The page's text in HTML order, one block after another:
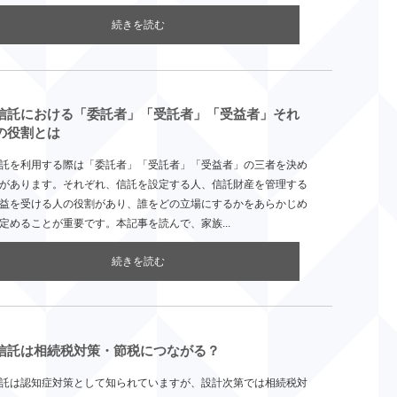
続きを読む
託における「委託者」「受託者」「受益者」それ
役割とは
を利用する際は「委託者」「受託者」「受益者」の三者を決め
あります。それぞれ、信託を設定する人、信託財産を管理する
を受ける人の役割があり、誰をどの立場にするかをあらかじめ
めることが重要です。本記事を読んで、家族...
続きを読む
託は相続税対策・節税につながる？
は認知症対策として知られていますが、設計次第では相続税対